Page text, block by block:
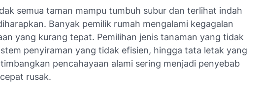
semua taman mampu tumbuh subur dan terlihat indah
Banyak pemilik rumah mengalami kegagalan
yang kurang tepat. Pemilihan jenis tanaman yang tidak
penyiraman yang tidak efisien, hingga tata letak yang
pencahayaan alami sering menjadi penyebab
rusak.